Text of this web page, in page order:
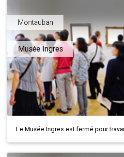
Montauban
Musée Ingres
Le Musée Ingres est fermé pour